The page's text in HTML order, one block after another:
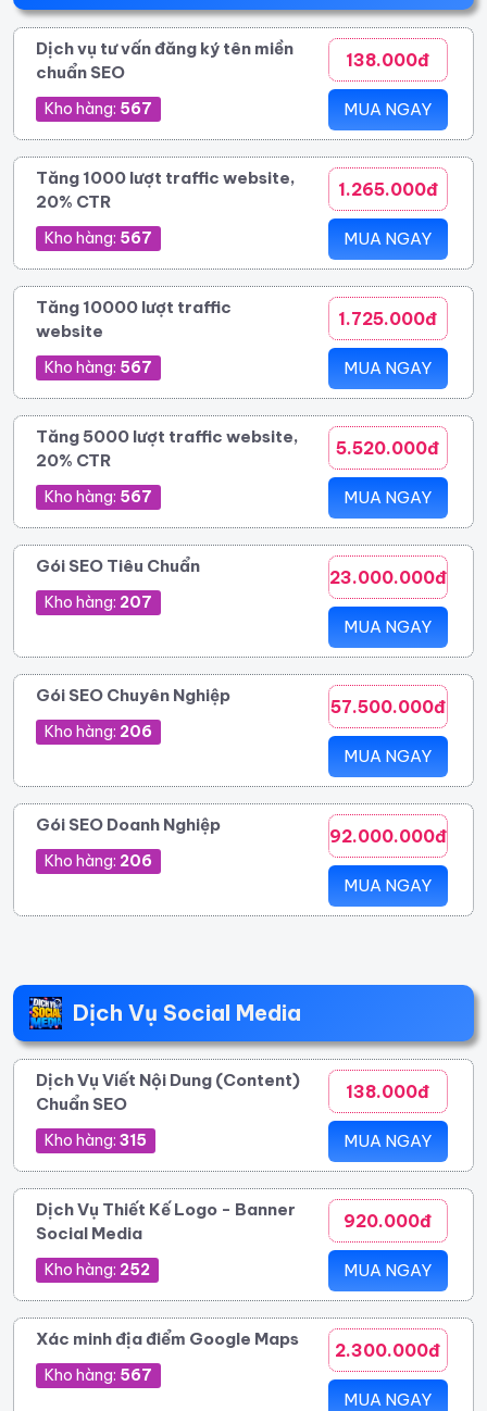
Dịch vụ tư vấn đăng ký tên miền
chuẩn SEO
Kho hàng: 567
138.000đ
MUA NGAY
Tăng 1000 lượt traffic website,
20% CTR
Kho hàng: 567
1.265.000đ
MUA NGAY
Tăng 10000 lượt traffic
website
Kho hàng: 567
1.725.000đ
MUA NGAY
Tăng 5000 lượt traffic website,
20% CTR
Kho hàng: 567
5.520.000đ
MUA NGAY
Gói SEO Tiêu Chuẩn
Kho hàng: 207
23.000.000đ
MUA NGAY
Gói SEO Chuyên Nghiệp
Kho hàng: 206
57.500.000đ
MUA NGAY
Gói SEO Doanh Nghiệp
Kho hàng: 206
92.000.000đ
MUA NGAY
Dịch Vụ Social Media
Dịch Vụ Viết Nội Dung (Content)
Chuẩn SEO
Kho hàng: 315
138.000đ
MUA NGAY
Dịch Vụ Thiết Kế Logo - Banner
Social Media
Kho hàng: 252
920.000đ
MUA NGAY
Xác minh địa điểm Google Maps
Kho hàng: 567
2.300.000đ
MUA NGAY